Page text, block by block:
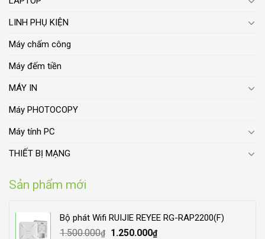
LINH PHỤ KIỆN
Máy chấm công
Máy đếm tiền
MÁY IN
Máy PHOTOCOPY
Máy tính PC
THIẾT BỊ MẠNG
Sản phẩm mới
Bộ phát Wifi RUIJIE REYEE RG-RAP2200(F)
1.500.000₫
Original
1.250.000₫Current